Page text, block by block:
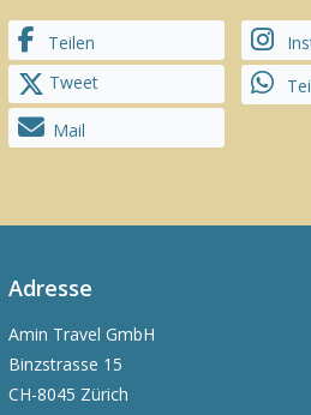
Teilen
Tweet
Mail
Adresse
Amin Travel GmbH
Binzstrasse 15
CH-8045 Zürich